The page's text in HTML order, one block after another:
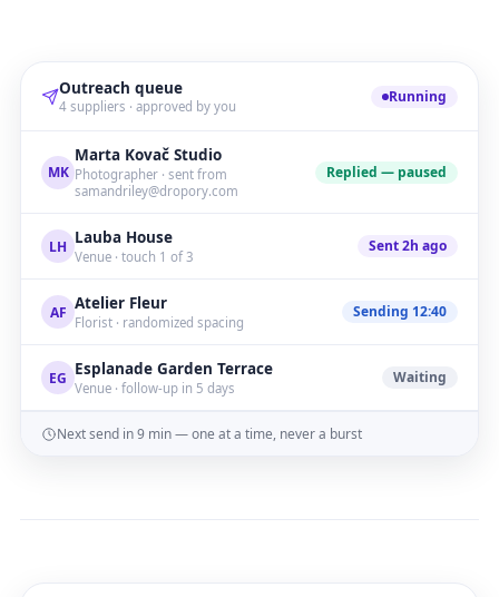
Outreach queue
4 suppliers · approved by you
Running
MK
Marta Kovač Studio
Photographer · sent from
samandriley@dropory.com
Replied — paused
LH Lauba House
Venue · touch 1 of 3
Sent 2h ago
AF Atelier Fleur
Florist · randomized spacing
Sending 12:40
EG Esplanade Garden Terrace
Venue · follow-up in 5 days
Waiting
Next send in 9 min — one at a time, never a burst